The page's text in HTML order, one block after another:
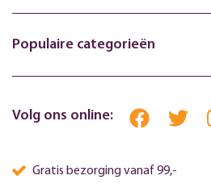
Populaire categorieën
Volg ons online:
Gratis bezorging vanaf 99,-